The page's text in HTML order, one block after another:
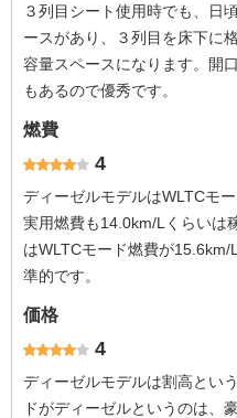
３列目シート使用時でも、日
ースがあり、３列目を床下に
容量スペースになります。開
もあるので優秀です。
燃費
4
ディーゼルモデルはWLTCモ
実用燃費も14.0km/Lくらいは
はWLTCモード燃費が
準的です。
価格
4
ディーゼルモデルは割高とい
ドがディーゼルというのは、